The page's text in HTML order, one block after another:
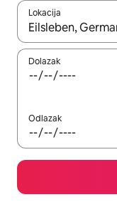
Lokacija
Kad rezultati budu
Dolazak
Odlazak